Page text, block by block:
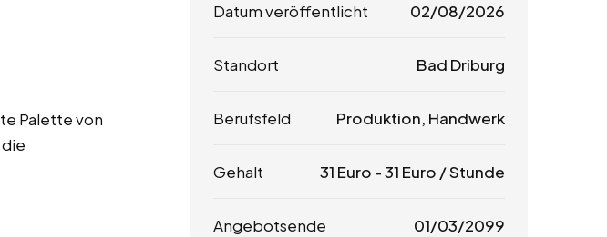
Palette von
Datum veröffentlicht 02/08/2026
Standort Bad Driburg
Berufsfeld Produktion, Handwerk
Gehalt 31 Euro -31 Euro / Stunde
Angebotsende 01/03/2099